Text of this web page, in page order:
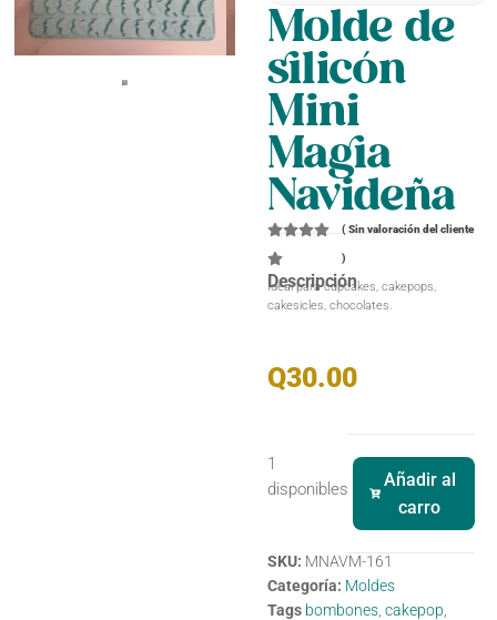
Molde de
silicón
Mini
Magia
Navideña
(Sin valoración del cliente
)
Descripción
Ideal para cupcakes, cakepops,
cakesicles, chocolates.
Q30.00
1
disponibles
Añadir al
carro
SKU: MNAVM-161
Categoría: Moldes
Tags bombones ,cakepop